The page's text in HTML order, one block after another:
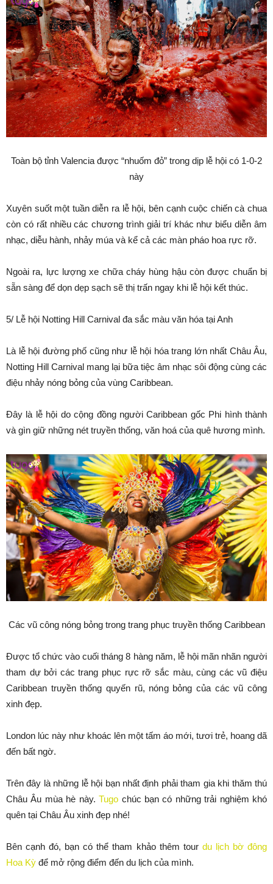
Toàn bộ tỉnh Valencia được “nhuốm đỏ” trong dịp lễ hội có 1-0-2
này
Xuyên suốt một tuần diễn ra lễ hội, bên cạnh cuộc chiến cà chua
còn có rất nhiều các chương trình giải trí khác như biểu diễn âm
nhạc, diễu hành, nhảy múa và kể cả các màn pháo hoa rực rỡ.
Ngoài ra, lực lượng xe chữa cháy hùng hậu còn được chuẩn bị
sẵn sàng để dọn dẹp sạch sẽ thị trấn ngay khi lễ hội kết thúc.
5/ Lễ hội Notting Hill Carnival đa sắc màu văn hóa tại Anh
Là lễ hội đường phố cũng như lễ hội hóa trang lớn nhất Châu Âu,
Notting Hill Carnival mang lại bữa tiệc âm nhạc sôi động cùng các
điệu nhảy nóng bỏng của vùng Caribbean.
Đây là lễ hội do cộng đồng người Caribbean gốc Phi hình thành
và gìn giữ những nét truyền thống, văn hoá của quê hương mình.
Các vũ công nóng bỏng trong trang phục truyền thống Caribbean
Được tổ chức vào cuối tháng 8 hàng năm, lễ hội mãn nhãn người
tham dự bởi các trang phục rực rỡ sắc màu, cùng các vũ điệu
Caribbean truyền thống quyến rũ, nóng bỏng của các vũ công
xinh đẹp.
London lúc này như khoác lên một tấm áo mới, tươi trẻ, hoang dã
đến bất ngờ.
Trên đây là những lễ hội bạn nhất định phải tham gia khi thăm thú
Châu Âu mùa hè này.Tugo chúc bạn có những trải nghiệm khó
quên tại Châu Âu xinh đẹp nhé!
Bên cạnh đó, bạn có thể tham khảo thêm tour du lịch bờ đông
Hoa Kỳ để mở rộng điểm đến du lịch của mình.